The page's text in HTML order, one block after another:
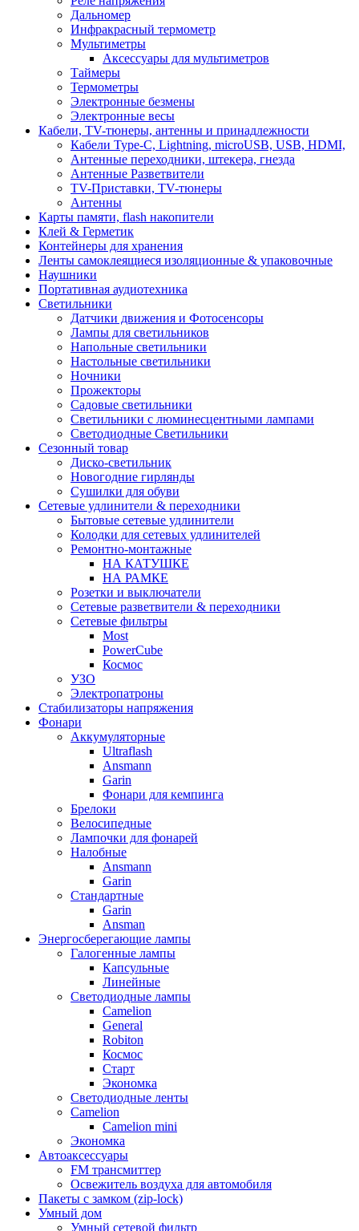
Дальномер
Инфракрасный термометр
Мультиметры
Аксессуары для мультиметров
Таймеры
Термометры
Электронные безмены
Электронные весы
Кабели, TV-тюнеры, антенны и принадлежности
Кабели Type-C, Lightning, microUSB, USB, HDMI,
Антенные переходники, штекера, гнезда
Антенные Разветвители
TV-Приставки, TV-тюнеры
Антенны
Карты памяти, flash накопители
Клей & Герметик
Контейнеры для хранения
Ленты самоклеящиеся изоляционные & упаковочные
Наушники
Портативная аудиотехника
Светильники
Датчики движения и Фотосенсоры
Лампы для светильников
Напольные светильники
Настольные светильники
Ночники
Прожекторы
Садовые светильники
Светильники с люминесцентными лампами
Светодиодные Светильники
Сезонный товар
Диско-светильник
Новогодние гирлянды
Сушилки для обуви
Сетевые удлинители & переходники
Бытовые сетевые удлинители
Колодки для сетевых удлинителей
Ремонтно-монтажные
НА КАТУШКЕ
НА РАМКЕ
Розетки и выключатели
Сетевые разветвители & переходники
Сетевые фильтры
Most
PowerCube
Космос
УЗО
Электропатроны
Стабилизаторы напряжения
Фонари
Аккумуляторные
Ultraflash
Ansmann
Garin
Фонари для кемпинга
Брелоки
Велосипедные
Лампочки для фонарей
Налобные
Ansmann
Garin
Стандартные
Garin
Ansman
Энергосберегающие лампы
Галогенные лампы
Капсульные
Линейные
Светодиодные лампы
Camelion
General
Robiton
Космос
Старт
Экономка
Светодиодные ленты
Camelion
Camelion mini
Экономка
Автоаксессуары
FM трансмиттер
Освежитель воздуха для автомобиля
Пакеты с замком (zip-lock)
Умный дом
Умный сетевой фильтр